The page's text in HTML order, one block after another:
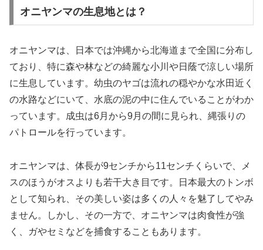
オニヤンマの生息地とは？
オニヤンマは、日本では沖縄から北海道まで全国に分布し
ており、特に森や林などの綺麗な小川や日蔭で涼しい場所
に生息しています。幼虫のヤゴは流れの穏やかな水田近く
の水路などにいて、水底の泥の中に住んでいることがわか
っています。成虫は6月から9月の間に見られ、縄張りの
パトロールを行っています。
オニヤンマは、体長が9センチから11センチくらいで、メ
スのほうがオスよりも若干大き目です。日本最大のトンボ
として知られ、その美しい姿は多くの人々を魅了してやみ
ません。しかし、その一方で、オニヤンマは肉食性が強
く、ガやセミなどを捕食することもあります。